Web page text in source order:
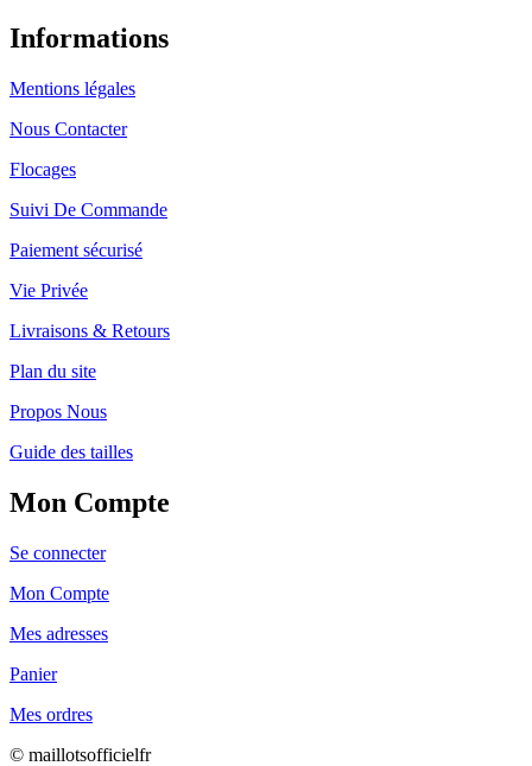
Informations
Mentions légales
Nous Contacter
Flocages
Suivi De Commande
Paiement sécurisé
Vie Privée
Livraisons & Retours
Plan du site
Propos Nous
Guide des tailles
Mon Compte
Se connecter
Mon Compte
Mes adresses
Panier
Mes ordres
© maillotsofficielfr